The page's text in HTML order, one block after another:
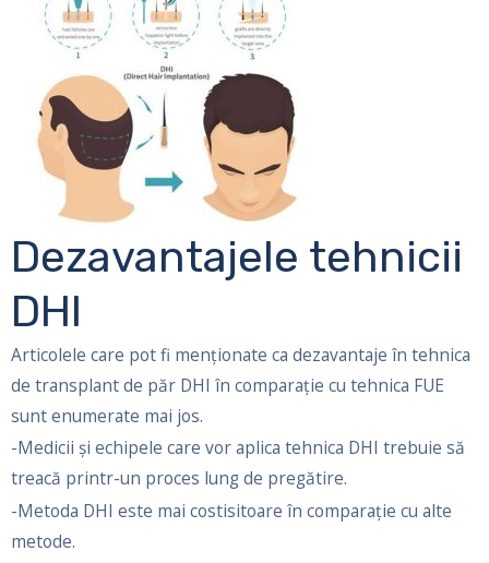
Dezavantajele tehnicii
DHI
Articolele care pot fi menționate ca dezavantaje în tehnica
de transplant de păr DHI în comparație cu tehnica FUE
sunt enumerate mai jos.
-Medicii și echipele care vor aplica tehnica DHI trebuie să
treacă printr-un proces lung de pregătire.
-Metoda DHI este mai costisitoare în comparație cu alte
metode.